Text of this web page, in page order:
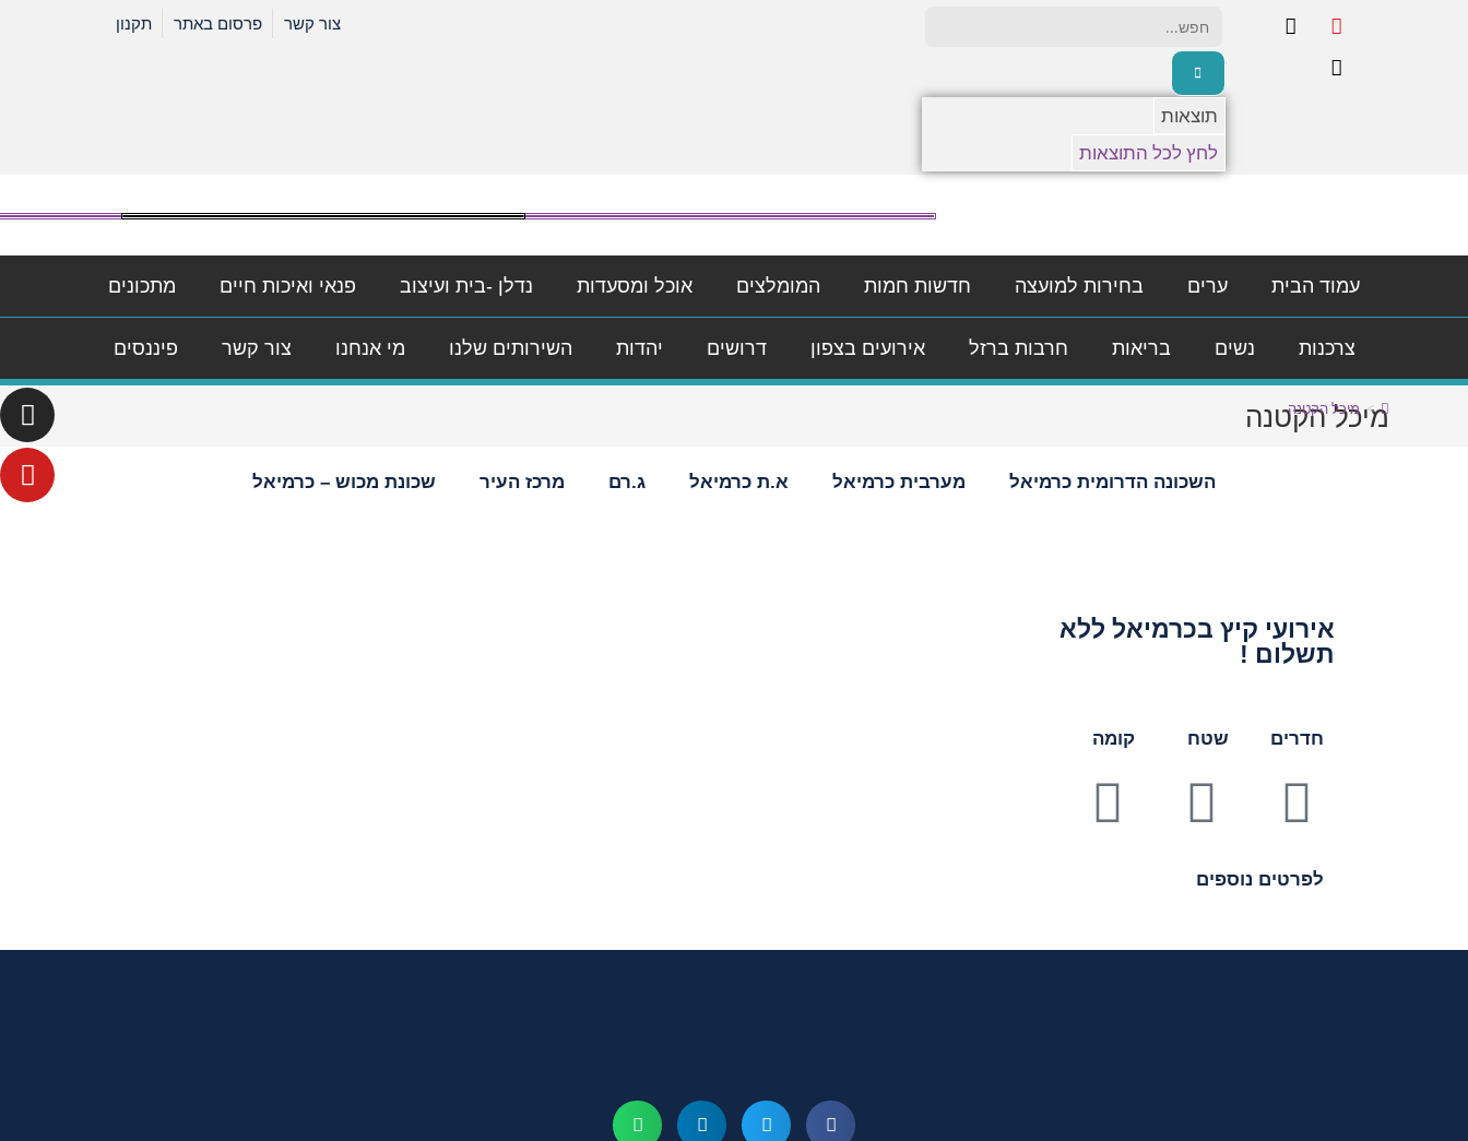
תוצאות
לחץ לכל התוצאות
צור קשר פרסום באתר תקנון
עמוד הבית ערים בחירות למועצה חדשות חמות המומלצים אוכל ומסעדות נדלן -בית ועיצוב פנאי ואיכות חיים מתכונים
צרכנות נשים בריאות חרבות ברזל אירועים בצפון דרושים יהדות השירותים שלנו מי אנחנו צור קשר פיננסים
מיכל הקטנה
> מיכל הקטנה
השכונה הדרומית כרמיאל מערבית כרמיאל א.ת כרמיאל ג.רם מרכז העיר שכונת מכוש – כרמיאל
אירועי קיץ בכרמיאל ללא
תשלום !
חדרים שטח קומה
לפרטים נוספים